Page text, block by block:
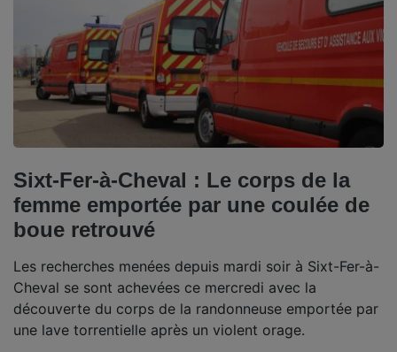
Sixt-Fer-à-Cheval : Le corps de la
femme emportée par une coulée de
boue retrouvé
Les recherches menées depuis mardi soir à Sixt-Fer-à-
Cheval se sont achevées ce mercredi avec la
découverte du corps de la randonneuse emportée par
une lave torrentielle après un violent orage.